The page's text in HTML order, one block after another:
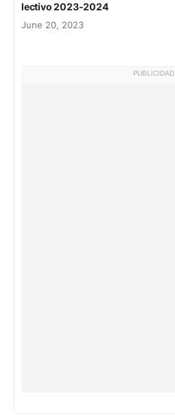
lectivo 2023-2024
June 20, 2023
PUBLICIDAD